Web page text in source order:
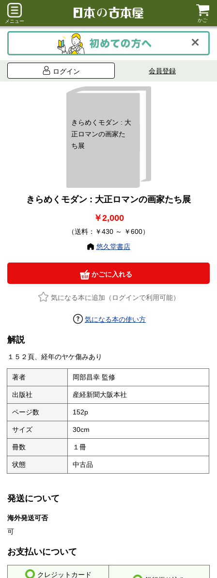
メニュー かご
ログイン 会員登録
きらめくモダン : 大
正ロマンの画家た
ち展
きらめくモダン : 大正ロマンの画家たち展
￥2,000
（送料：￥430 ～ ￥600）
悠久堂書店
かごに入れる
気になる本に追加（ログインで利用可能）
気になる本の使い方
解説
１５２頁、経年のヤケ傷みあり
著者 岡部昌幸 監修
出版社 産経新聞大阪本社
ページ数 152p
サイズ 30cm
冊数 １冊
状態 中古品
発送について
海外発送可否
可
お支払いについて
クレジットカード